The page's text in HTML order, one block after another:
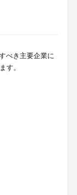
べき主要企業に
す。